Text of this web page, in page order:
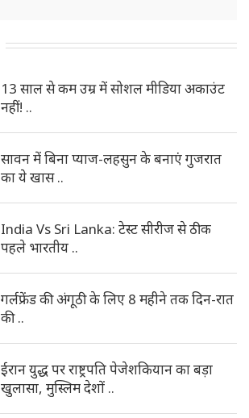
13 साल से कम उम्र में सोशल मीडिया अकाउंट
नहीं! ..
सावन में बिना प्याज-लहसुन के बनाएं गुजरात
का ये खास ..
India Vs Sri Lanka: टेस्ट सीरीज से ठीक
पहले भारतीय ..
गर्लफ्रेंड की अंगूठी के लिए 8 महीने तक दिन-रात
की ..
ईरान युद्ध पर राष्ट्रपति पेजेशकियान का बड़ा
खुलासा, मुस्लिम देशों ..